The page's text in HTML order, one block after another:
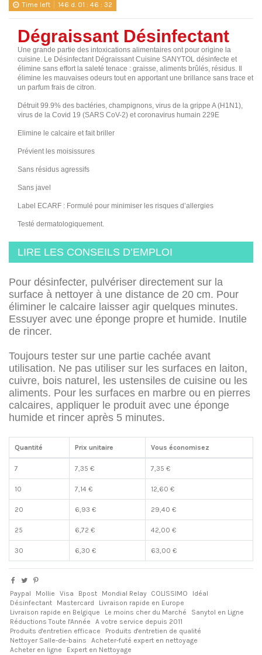
Time left 146 d. 01 :46 :31
Dégraissant Désinfectant
Une grande partie des intoxications alimentaires ont pour origine la
cuisine. Le Désinfectant Dégraissant Cuisine SANYTOL désinfecte et
élimine sans effort la saleté tenace : graisse, aliments brûlés, résidus. Il
élimine les mauvaises odeurs tout en apportant une brillance sans trace et
un parfum frais de citron.
Détruit 99.9% des bactéries, champignons, virus de la grippe A (H1N1),
virus de la Covid 19 (SARS CoV-2) et coronavirus humain 229E
Elimine le calcaire et fait briller
Prévient les moisissures
Sans résidus agressifs
Sans javel
Label ECARF : Formulé pour minimiser les risques d’allergies
Testé dermatologiquement.
LIRE LES CONSEILS D’EMPLOI
Pour désinfecter, pulvériser directement sur la
surface à nettoyer à une distance de 20 cm. Pour
éliminer le calcaire laisser agir quelques minutes.
Essuyer avec une éponge propre et humide. Inutile
de rincer.
Toujours tester sur une partie cachée avant
utilisation. Ne pas utiliser sur les surfaces en laiton,
cuivre, bois naturel, les ustensiles de cuisine ou les
aliments. Pour les surfaces en marbre ou en pierres
calcaires, appliquer le produit avec une éponge
humide et rincer après 5 minutes.
Quantité Prix unitaire Vous économisez
7 7,35 € 7,35 €
10 7,14 € 12,60 €
20 6,93 € 29,40 €
25 6,72 € 42,00 €
30 6,30 € 63,00 €
Paypal Mollie Visa Bpost Mondial Relay COLISSIMO
Idéal
Désinfectant
Mastercard
Livraison rapide en Europe
Livraison rapide en Belgique
Le moins cher du Marché
Sanytol en Ligne
Réductions Toute l'Année
A votre service depuis 2011
Produits d'entretien efficace
Produits d'entretien de qualité
Nettoyer Salle-de-bains
Acheter-futé expert en nettoyage
Acheter en ligne
Expert en Nettoyage